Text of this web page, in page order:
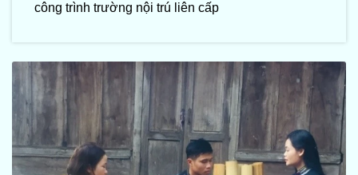
công trình trường nội trú liên cấp